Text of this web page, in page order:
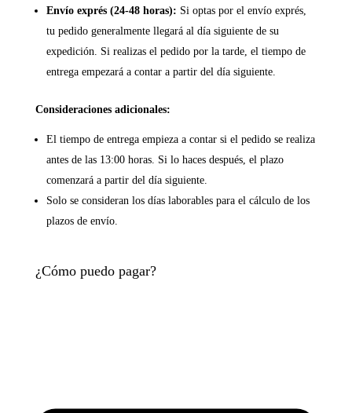
Envío exprés (24-48 horas): Si optas por el envío exprés,
tu pedido generalmente llegará al día siguiente de su
expedición. Si realizas el pedido por la tarde, el tiempo de
entrega empezará a contar a partir del día siguiente.
Consideraciones adicionales:
El tiempo de entrega empieza a contar si el pedido se realiza
antes de las 13:00 horas. Si lo haces después, el plazo
comenzará a partir del día siguiente.
Solo se consideran los días laborables para el cálculo de los
plazos de envío.
¿Cómo puedo pagar?